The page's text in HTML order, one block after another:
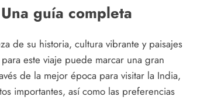
guía completa
de su historia, cultura vibrante y paisajes
este viaje puede marcar una gran
de la mejor época para visitar la India,
importantes, así como las preferencias